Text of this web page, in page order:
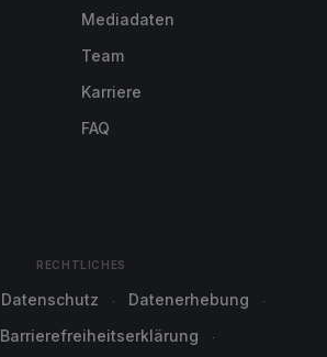
Mediadaten
Team
Karriere
FAQ
RECHTLICHES
Datenschutz
Datenerhebung
Barrierefreiheitserklärung